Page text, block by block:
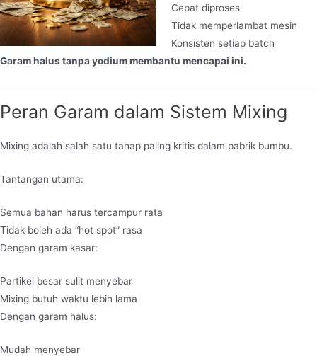
Cepat diproses
Tidak memperlambat mesin
Konsisten setiap batch
Garam halus tanpa yodium membantu mencapai ini.
Peran Garam dalam Sistem Mixing
Mixing adalah salah satu tahap paling kritis dalam pabrik bumbu.
Tantangan utama:
Semua bahan harus tercampur rata
Tidak boleh ada “hot spot” rasa
Dengan garam kasar:
Partikel besar sulit menyebar
Mixing butuh waktu lebih lama
Dengan garam halus:
Mudah menyebar